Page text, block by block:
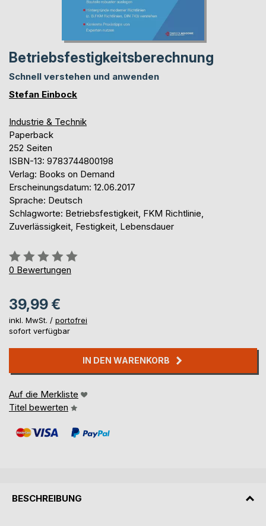
Betriebsfestigkeitsberechnung
Schnell verstehen und anwenden
Stefan Einbock
Industrie & Technik
Paperback
252 Seiten
ISBN-13: 9783744800198
Verlag: Books on Demand
Erscheinungsdatum: 12.06.2017
Sprache: Deutsch
Schlagworte: Betriebsfestigkeit, FKM Richtlinie,
Zuverlässigkeit, Festigkeit, Lebensdauer
Bewertung::
0%
0 Bewertungen
39,99 €
inkl. MwSt. / portofrei
sofort verfügbar
IN DEN WARENKORB
Auf die Merkliste
Titel bewerten
BESCHREIBUNG